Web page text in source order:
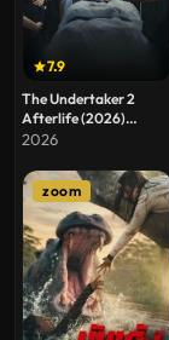
7.9
The Undertaker 2
Afterlife (2026)
สัปเหร่อ 2
2026
zoom